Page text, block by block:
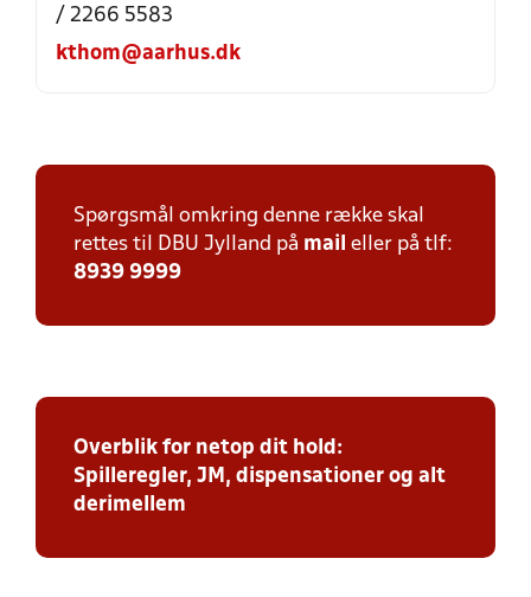
/ 2266 5583
kthom@aarhus.dk
Spørgsmål omkring denne række skal
rettes til DBU Jylland på mail eller på tlf:
8939 9999
Overblik for netop dit hold:
Spilleregler, JM, dispensationer og alt
derimellem